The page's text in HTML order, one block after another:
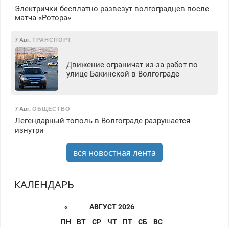
Электрички бесплатно развезут волгоградцев после
матча «Ротора»
7 Авг, ТРАНСПОРТ
Движение ограничат из-за работ по
улице Бакинской в Волгограде
7 Авг, ОБЩЕСТВО
Легендарный тополь в Волгограде разрушается
изнутри
вся новостная лента
КАЛЕНДАРЬ
«
АВГУСТ 2026
ПН
ВТ СР ЧТ ПТ СБ
ВС